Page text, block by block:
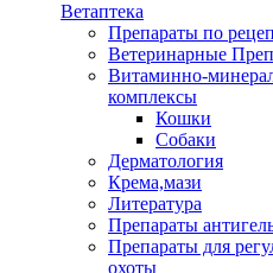
Ветаптека
Препараты по
Ветеринарные
Витаминно-
комплексы
Кошки
Собаки
Дерматология
Крема,мази
Литература
Препараты
Препараты для
охоты